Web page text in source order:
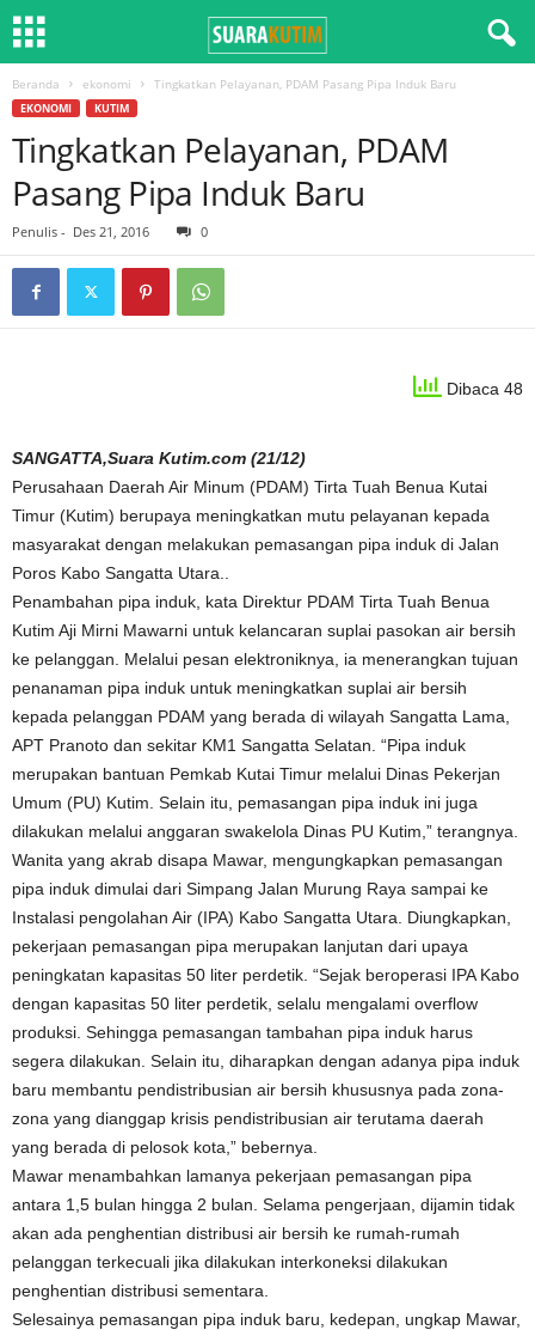
Beranda ekonomi Tingkatkan Pelayanan, PDAM Pasang Pipa Induk Baru
EKONOMI KUTIM
Tingkatkan Pelayanan, PDAM
Pasang Pipa Induk Baru
Penulis - Des 21, 2016 0
Dibaca 48
SANGATTA,Suara Kutim.com (21/12)
Perusahaan Daerah Air Minum (PDAM) Tirta Tuah Benua Kutai
Timur (Kutim) berupaya meningkatkan mutu pelayanan kepada
masyarakat dengan melakukan pemasangan pipa induk di Jalan
Poros Kabo Sangatta Utara..
Penambahan pipa induk, kata Direktur PDAM Tirta Tuah Benua
Kutim Aji Mirni Mawarni untuk kelancaran suplai pasokan air bersih
ke pelanggan. Melalui pesan elektroniknya, ia menerangkan tujuan
penanaman pipa induk untuk meningkatkan suplai air bersih
kepada pelanggan PDAM yang berada di wilayah Sangatta Lama,
APT Pranoto dan sekitar KM1 Sangatta Selatan. “Pipa induk
merupakan bantuan Pemkab Kutai Timur melalui Dinas Pekerjan
Umum (PU) Kutim. Selain itu, pemasangan pipa induk ini juga
dilakukan melalui anggaran swakelola Dinas PU Kutim,” terangnya.
Wanita yang akrab disapa Mawar, mengungkapkan pemasangan
pipa induk dimulai dari Simpang Jalan Murung Raya sampai ke
Instalasi pengolahan Air (IPA) Kabo Sangatta Utara. Diungkapkan,
pekerjaan pemasangan pipa merupakan lanjutan dari upaya
peningkatan kapasitas 50 liter perdetik. “Sejak beroperasi IPA Kabo
dengan kapasitas 50 liter perdetik, selalu mengalami overflow
produksi. Sehingga pemasangan tambahan pipa induk harus
segera dilakukan. Selain itu, diharapkan dengan adanya pipa induk
baru membantu pendistribusian air bersih khususnya pada zona-
zona yang dianggap krisis pendistribusian air terutama daerah
yang berada di pelosok kota,” bebernya.
Mawar menambahkan lamanya pekerjaan pemasangan pipa
antara 1,5 bulan hingga 2 bulan. Selama pengerjaan, dijamin tidak
akan ada penghentian distribusi air bersih ke rumah-rumah
pelanggan terkecuali jika dilakukan interkoneksi dilakukan
penghentian distribusi sementara.
Selesainya pemasangan pipa induk baru, kedepan, ungkap Mawar,